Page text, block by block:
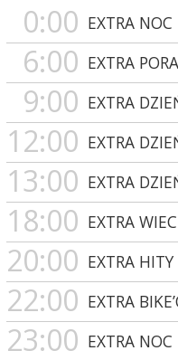
0:00 EXTRA NOC
6:00 EXTRA
9:00 EXTRA
12:00 EXTRA
13:00 EXTRA
18:00 EXTRA
20:00 EXTRA
22:00 EXTRA
23:00 EXTRA NOC